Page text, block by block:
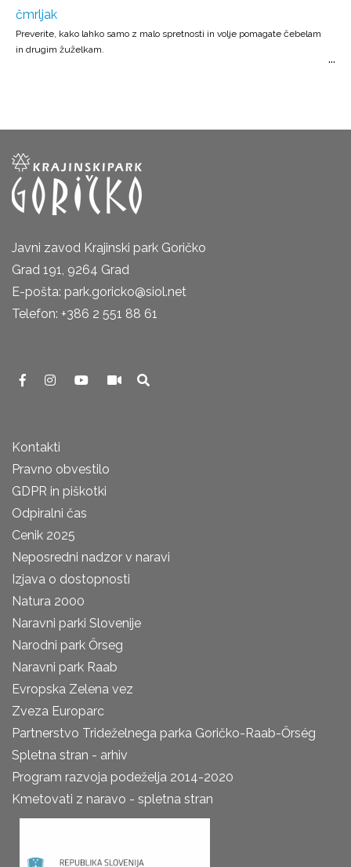
čmrljak
Preverite, kako lahko samo z malo spretnosti in volje pomagate čebelam
in drugim žuželkam.
Javni zavod Krajinski park Goričko
Grad 191, 9264 Grad
E-pošta: park.goricko@siol.net
Telefon: +386 2 551 88 61
Kontakti
Pravno obvestilo
GDPR in piškotki
Odpiralni čas
Cenik 2025
Neposredni nadzor v naravi
Izjava o dostopnosti
Natura 2000
Naravni parki Slovenije
Narodni park Őrseg
Naravni park Raab
Evropska Zelena vez
Zveza Europarc
Partnerstvo Trideželnega parka Goričko-Raab-Őrség
Spletna stran - arhiv
Program razvoja podeželja 2014-2020
Kmetovati z naravo - spletna stran